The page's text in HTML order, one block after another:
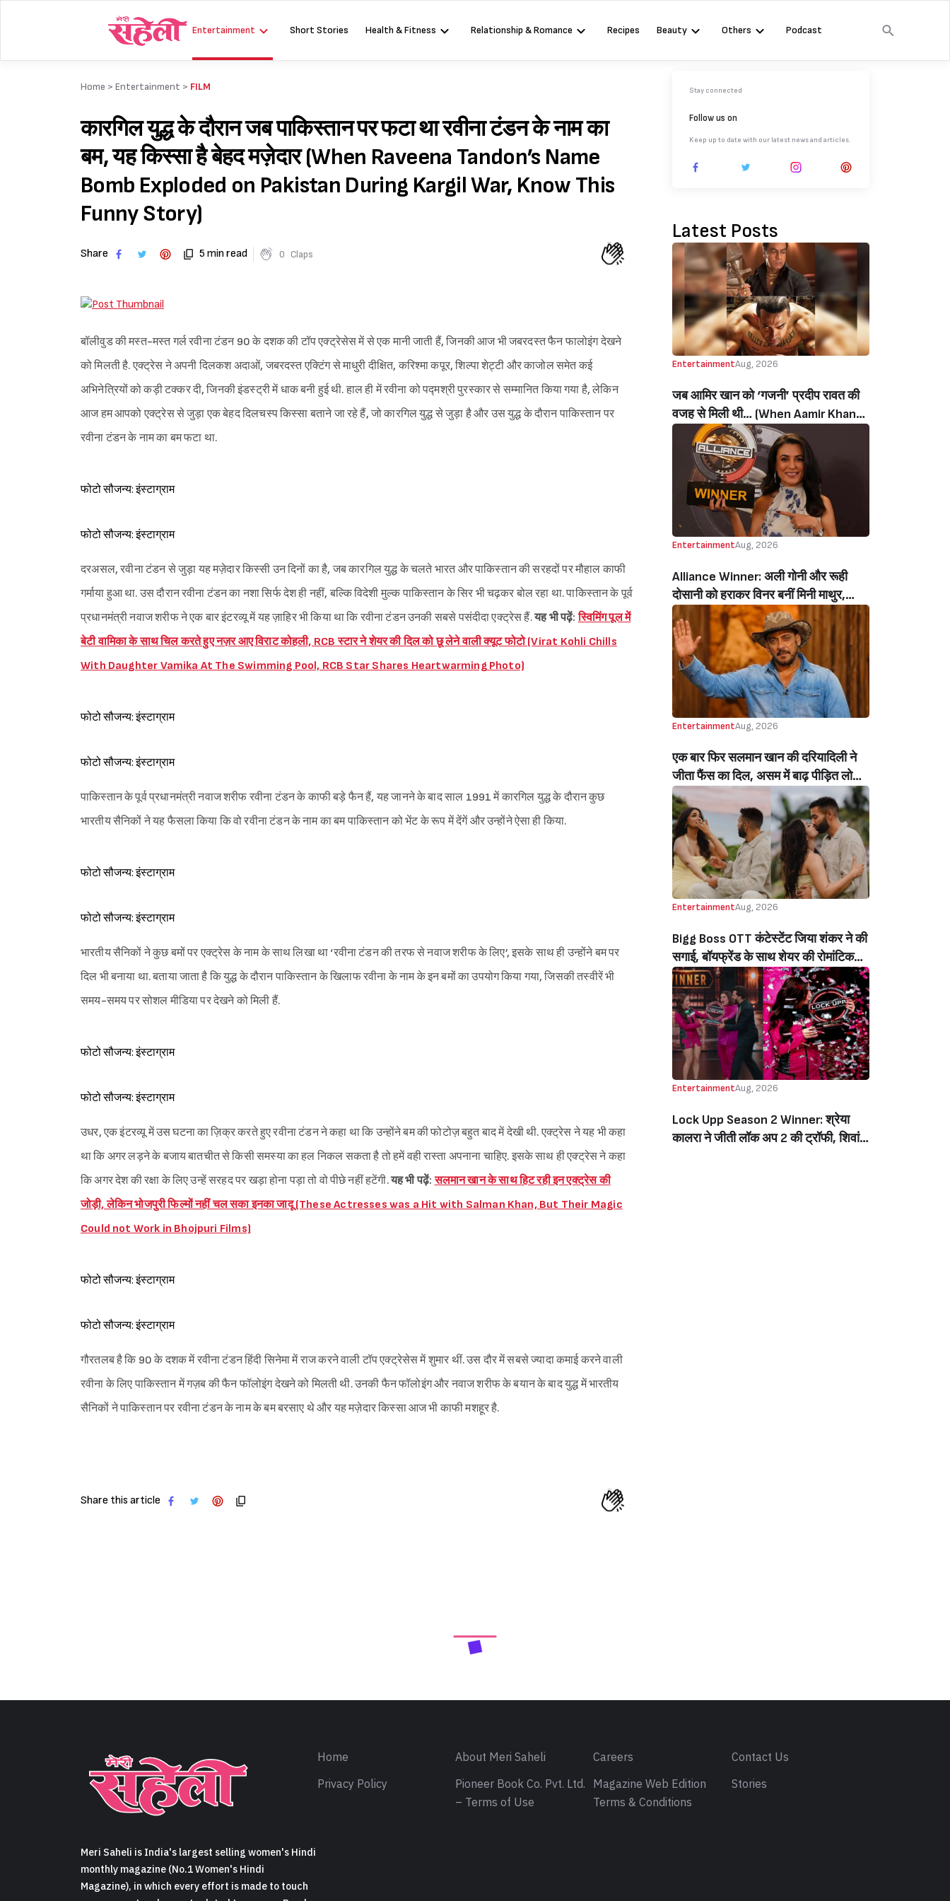
Entertainment Short Stories Health & Fitness Relationship & Romance Recipes Beauty Others Podcast
Home > Entertainment > FILM
कारगिल युद्ध के दौरान जब पाकिस्तान पर फटा था रवीना टंडन के नाम का
बम, यह किस्सा है बेहद मज़ेदार (When Raveena Tandon’s Name
Bomb Exploded on Pakistan During Kargil War, Know This
Funny Story)
Share 5 min read 0 Claps
बॉलीवुड की मस्त-मस्त गर्ल रवीना टंडन 90 के दशक की टॉप एक्ट्रेसेस में से एक मानी जाती हैं, जिनकी आज भी जबरदस्त फैन फालोइंग देखने
को मिलती है. एक्ट्रेस ने अपनी दिलकश अदाओं, जबरदस्त एक्टिंग से माधुरी दीक्षित, करिश्मा कपूर, शिल्पा शेट्टी और काजोल समेत कई
अभिनेत्रियों को कड़ी टक्कर दी, जिनकी इंडस्ट्री में धाक बनी हुई थी. हाल ही में रवीना को पद्मश्री पुरस्कार से सम्मानित किया गया है, लेकिन
आज हम आपको एक्ट्रेस से जुड़ा एक बेहद दिलचस्प किस्सा बताने जा रहे हैं, जो कारगिल युद्ध से जुड़ा है और उस युद्ध के दौरान पाकिस्तान पर
रवीना टंडन के नाम का बम फटा था.
फोटो सौजन्य: इंस्टाग्राम
फोटो सौजन्य: इंस्टाग्राम
दरअसल, रवीना टंडन से जुड़ा यह मज़ेदार किस्सी उन दिनों का है, जब कारगिल युद्ध के चलते भारत और पाकिस्तान की सरहदों पर मौहाल काफी
गर्माया हुआ था. उस दौरान रवीना टंडन का नशा सिर्फ देश ही नहीं, बल्कि विदेशी मुल्क पाकिस्तान के सिर भी चढ़कर बोल रहा था. पाकिस्तान के पूर्व
प्रधानमंत्री नवाज शरीफ ने एक बार इंटरव्यू में यह ज़ाहिर भी किया था कि रवीना टंडन उनकी सबसे पसंदीदा एक्ट्रेस हैं.यह भी पढ़ें:स्विमिंग पूल में
बेटी वामिका के साथ चिल करते हुए नज़र आए विराट कोहली, RCB स्टार ने शेयर की दिल को छू लेने वाली क्यूट फोटो (Virat Kohli Chills
With Daughter Vamika At The Swimming Pool, RCB Star Shares Heartwarming Photo)
फोटो सौजन्य: इंस्टाग्राम
फोटो सौजन्य: इंस्टाग्राम
पाकिस्तान के पूर्व प्रधानमंत्री नवाज शरीफ रवीना टंडन के काफी बड़े फैन हैं, यह जानने के बाद साल 1991 में कारगिल युद्ध के दौरान कुछ
भारतीय सैनिकों ने यह फैसला किया कि वो रवीना टंडन के नाम का बम पाकिस्तान को भेंट के रूप में देंगें और उन्होंने ऐसा ही किया.
फोटो सौजन्य: इंस्टाग्राम
फोटो सौजन्य: इंस्टाग्राम
भारतीय सैनिकों ने कुछ बमों पर एक्ट्रेस के नाम के साथ लिखा था ‘रवीना टंडन की तरफ से नवाज शरीफ के लिए’, इसके साथ ही उन्होंने बम पर
दिल भी बनाया था. बताया जाता है कि युद्ध के दौरान पाकिस्तान के खिलाफ रवीना के नाम के इन बमों का उपयोग किया गया, जिसकी तस्वीरें भी
समय-समय पर सोशल मीडिया पर देखने को मिली हैं.
फोटो सौजन्य: इंस्टाग्राम
फोटो सौजन्य: इंस्टाग्राम
उधर, एक इंटरव्यू में उस घटना का ज़िक्र करते हुए रवीना टंडन ने कहा था कि उन्होंने बम की फोटोज़ बहुत बाद में देखी थी. एक्ट्रेस ने यह भी कहा
था कि अगर लड़ने के बजाय बातचीत से किसी समस्या का हल निकल सकता है तो हमें वही रास्ता अपनाना चाहिए. इसके साथ ही एक्ट्रेस ने कहा
कि अगर देश की रक्षा के लिए उन्हें सरहद पर खड़ा होना पड़ा तो वो पीछे नहीं हटेंगी.यह भी पढ़ें:सलमान खान के साथ हिट रही इन एक्ट्रेस की
जोड़ी, लेकिन भोजपुरी फिल्मों नहीं चल सका इनका जादू (These Actresses was a Hit with Salman Khan, But Their Magic
Could not Work in Bhojpuri Films)
फोटो सौजन्य: इंस्टाग्राम
फोटो सौजन्य: इंस्टाग्राम
गौरतलब है कि 90 के दशक में रवीना टंडन हिंदी सिनेमा में राज करने वाली टॉप एक्ट्रेसेस में शुमार थीं. उस दौर में सबसे ज्यादा कमाई करने वाली
रवीना के लिए पाकिस्तान में गज़ब की फैन फॉलोइंग देखने को मिलती थी. उनकी फैन फॉलोइंग और नवाज शरीफ के बयान के बाद युद्ध में भारतीय
सैनिकों ने पाकिस्तान पर रवीना टंडन के नाम के बम बरसाए थे और यह मज़ेदार किस्सा आज भी काफी मशहूर है.
Share this article
Stay connected
Follow us on
Keep up to date with our latest news and articles.
Latest Posts
EntertainmentAug, 2026
जब आमिर खान को ‘गजनी’ प्रदीप रावत की
वजह से मिली थी… (When Aamir Khan
Got ‘Ghajini’ Because Of Pradeep
Rawat)
EntertainmentAug, 2026
Alliance Winner: अली गोनी और रूही
दोसानी को हराकर विनर बनीं मिनी माथुर,
इनाम में मिले 50 लाख रुपये और चमचमाती ही
ट्रॉफी (Mini Mathur Lifts Trophy
Beats Aly Goni And Ruhee Dosani)
EntertainmentAug, 2026
एक बार फिर सलमान खान की दरियादिली ने
जीता फैंस का दिल, असम में बाढ़ पीड़ित लोगों
की मदद के लिए सलमान ने मिलाया NGO से
हाथ, बेघर लोगों के लिए बनवाएंगे 500 घर
(Salman Khan In Collaboration With
An NGO Will Builds Homes For 500
Flood Affected People In Assam)
EntertainmentAug, 2026
Bigg Boss OTT कंटेस्टेंट जिया शंकर ने की
सगाई, बॉयफ्रेंड के साथ शेयर की रोमांटिक
तस्वीरें, लिखा इमोशनल नोट (Jiya Shankar
Gets Engaged To Boyfriend Kaaran
Dhanak, Shares Dreamy Photos
From The Proposal, Writes
Emotional Note)
EntertainmentAug, 2026
Lock Upp Season 2 Winner: श्रेया
कालरा ने जीती लॉक अप 2 की ट्रॉफी, शिवांगी
Meri Saheli is India's largest selling women's Hindi
monthly magazine (No.1 Women's Hindi
Magazine), in which every effort is made to touch
Home About Meri Saheli Careers
Contact Us
Privacy Policy
Pioneer Book Co. Pvt. Ltd.
– Terms of Use
Magazine Web Edition
Terms & Conditions
Stories